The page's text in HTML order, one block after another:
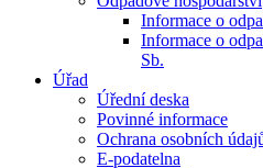
Informace o
Informace o
Sb.
Úřad
Úřední deska
Povinné informace
Ochrana osobních
E-podatelna